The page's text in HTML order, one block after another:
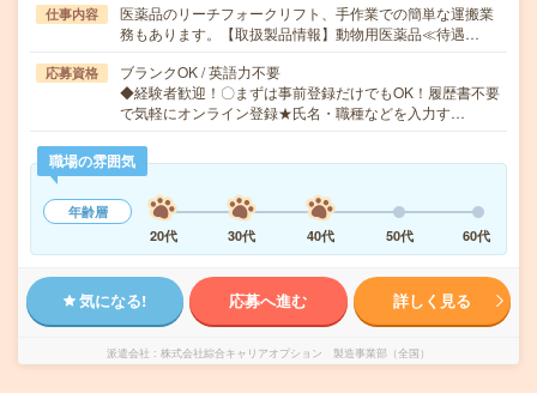
仕事内容
医薬品のリーチフォークリフト、手作業での簡単な運搬業
務もあります。【取扱製品情報】動物用医薬品≪待遇…
応募資格
ブランクOK / 英語力不要
◆経験者歓迎！〇まずは事前登録だけでもOK！履歴書不要
で気軽にオンライン登録★氏名・職種などを入力す…
職場の雰囲気
年齢層
20代
30代 40代 50代 60代
気になる! 応募へ進む 詳しく見る
派遣会社 株式会社綜合キャリアオプション 製造事業部（全国）